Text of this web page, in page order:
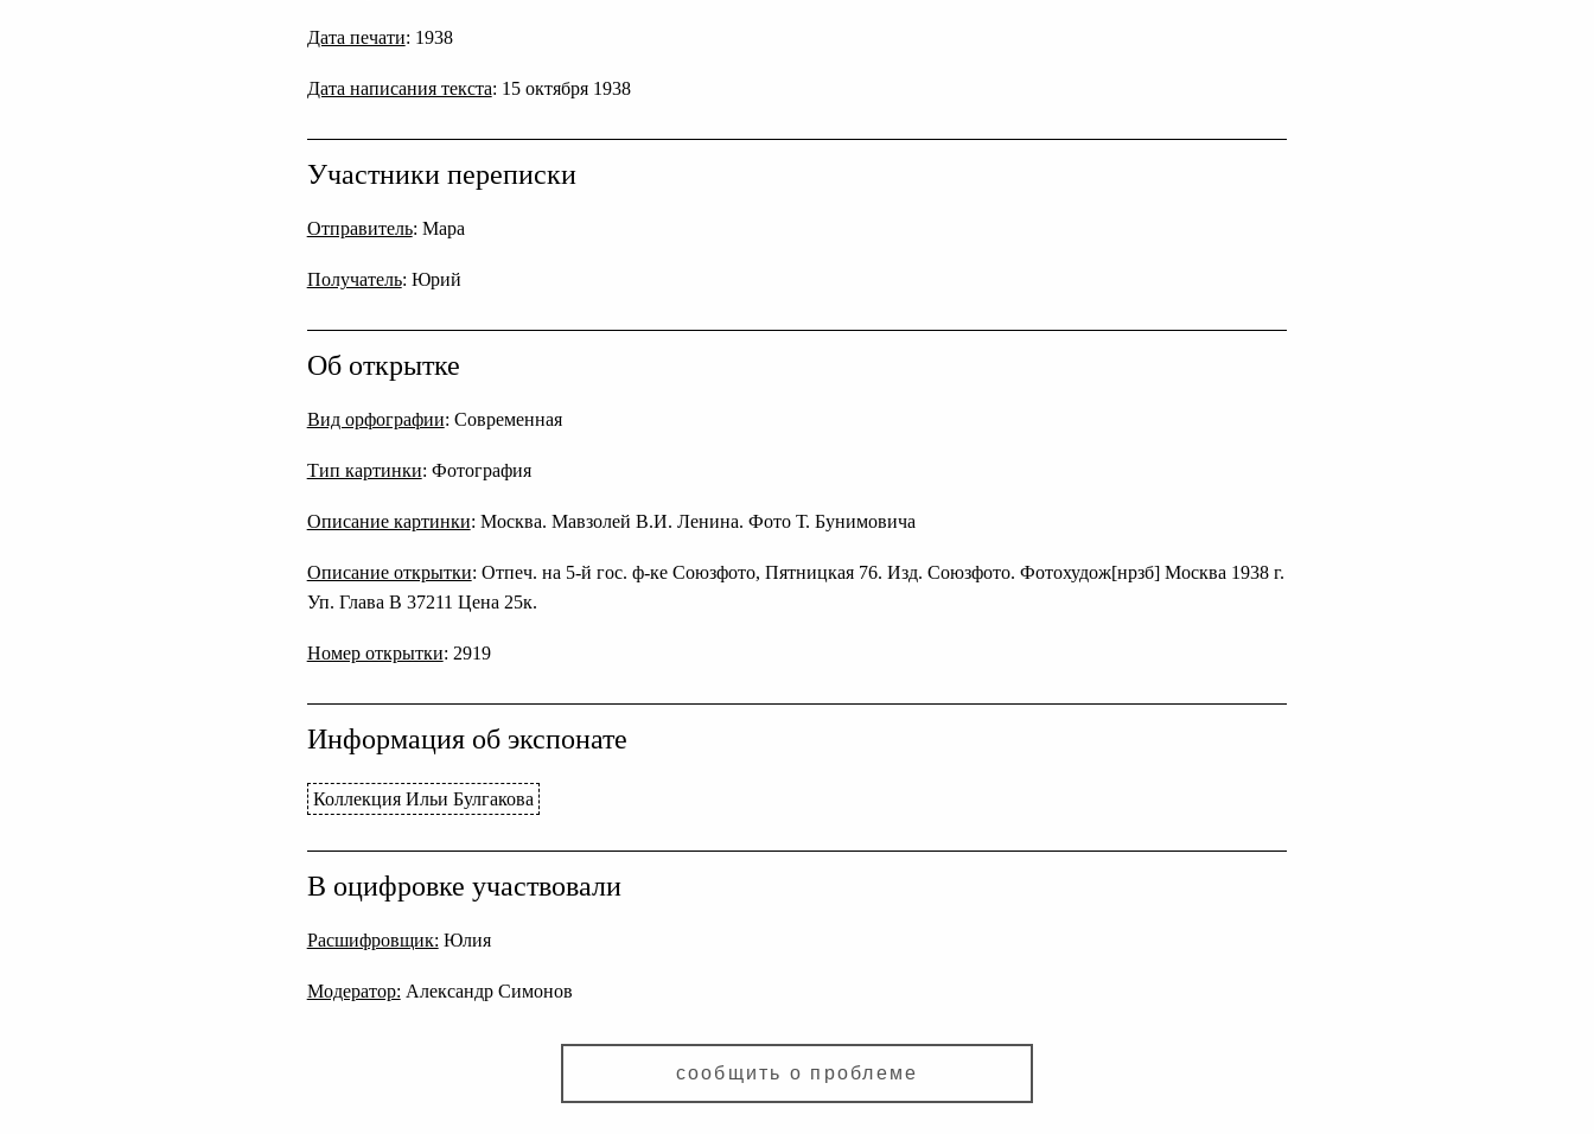
Дата печати: 1938
Дата написания текста: 15 октября 1938
Участники переписки
Отправитель: Мара
Получатель: Юрий
Об открытке
Вид орфографии: Современная
Тип картинки: Фотография
Описание картинки: Москва. Мавзолей В.И. Ленина. Фото Т. Бунимовича
Описание открытки: Отпеч. на 5-й гос. ф-ке Союзфото, Пятницкая 76. Изд. Союзфото. Фотохудож[нрзб] Москва 1938 г.
Уп. Глава В 37211 Цена 25к.
Номер открытки: 2919
Информация об экспонате
Коллекция Ильи Булгакова
В оцифровке участвовали
Расшифровщик: Юлия
Модератор: Александр Симонов
сообщить о проблеме